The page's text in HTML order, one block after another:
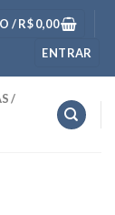
/R$0,00
ENTRAR
/